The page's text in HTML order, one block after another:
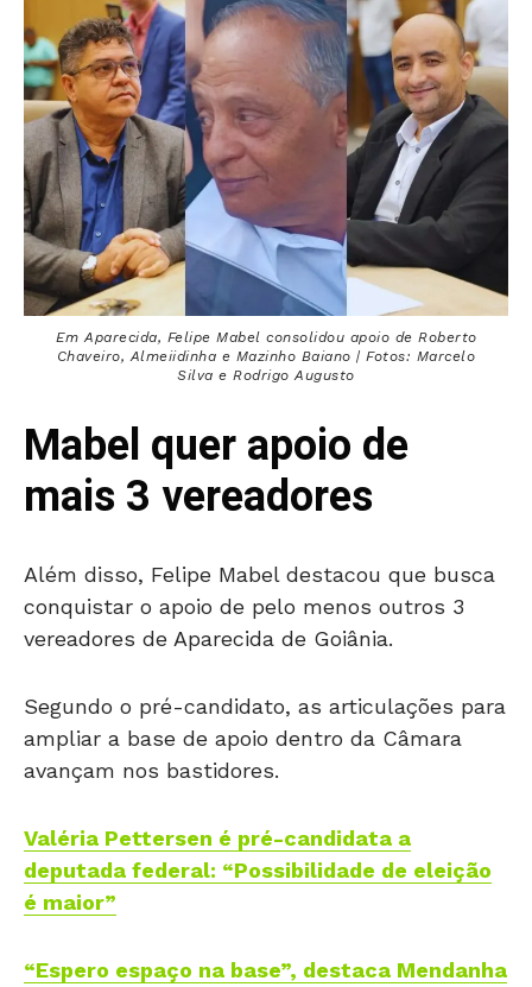
Em Aparecida, Felipe Mabel consolidou apoio de Roberto
Chaveiro, Almeiidinha e Mazinho Baiano | Fotos: Marcelo
Silva e Rodrigo Augusto
Mabel quer apoio de
mais 3 vereadores
Além disso, Felipe Mabel destacou que busca
conquistar o apoio de pelo menos outros 3
vereadores de Aparecida de Goiânia.
Segundo o pré-candidato, as articulações para
ampliar a base de apoio dentro da Câmara
avançam nos bastidores.
Valéria Pettersen é pré-candidata a
deputada federal: “Possibilidade de eleição
é maior”
“Espero espaço na base”, destaca Mendanha